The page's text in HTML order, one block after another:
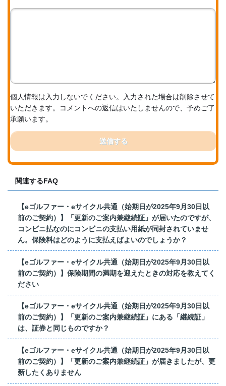
個人情報は入力しないでください。入力された場合は削除させて
いただきます。コメントへの返信はいたしませんので、予めご了
承願います。
送信する
関連するFAQ
【eゴルファー・eサイクル共通（始期日が2025年9月30日以
前のご契約）】「更新のご案内兼継続証」が届いたのですが、
コンビニ払なのにコンビニの支払い用紙が同封されていませ
ん。保険料はどのように支払えばよいのでしょうか？
【eゴルファー・eサイクル共通（始期日が2025年9月30日以
前のご契約）】保険期間の満期を迎えたときの対応を教えてく
ださい
【eゴルファー・eサイクル共通（始期日が2025年9月30日以
前のご契約）】「更新のご案内兼継続証」にある「継続証」
は、証券と同じものですか？
【eゴルファー・eサイクル共通（始期日が2025年9月30日以
前のご契約）】「更新のご案内兼継続証」が届きましたが、更
新したくありません